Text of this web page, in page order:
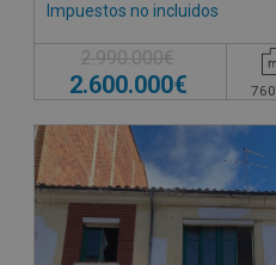
Impuestos no incluidos
2.990.000€
2.600.000€ 760
CONDICIONES ESPECIALES